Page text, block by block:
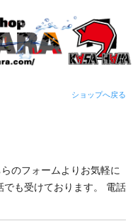
ショップへ戻る
のフォームよりお気軽に
も受けております。 電話